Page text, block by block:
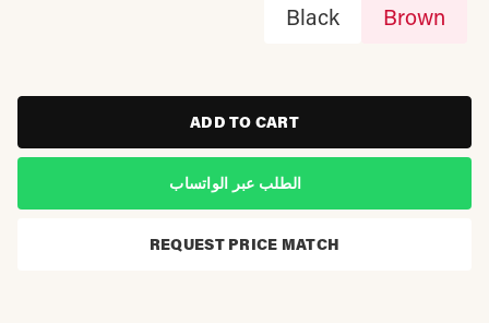
Brown
Black
ADD TO CART
الطلب عبر الواتساب
REQUEST PRICE MATCH